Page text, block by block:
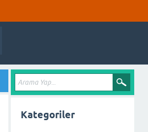
Kategoriler